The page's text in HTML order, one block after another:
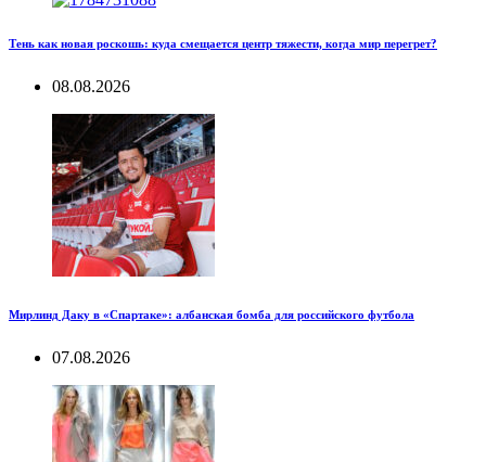
Тень как новая роскошь: куда смещается центр тяжести, когда мир перегрет?
08.08.2026
Мирлинд Даку в «Спартаке»: албанская бомба для российского футбола
07.08.2026